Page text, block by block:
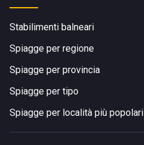
Stabilimenti balneari
Spiagge per regione
Spiagge per provincia
Spiagge per tipo
Spiagge per località più popolari